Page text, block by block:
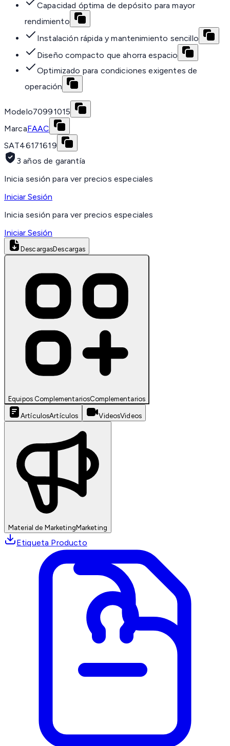
Capacidad óptima de depósito para mayor
rendimiento
Instalación rápida y mantenimiento sencillo
Diseño compacto que ahorra espacio
Optimizado para condiciones exigentes de
operación
Modelo70991015
MarcaFAAC
SAT46171619
3 años de garantía
Inicia sesión para ver precios especiales
Iniciar Sesión
Inicia sesión para ver precios especiales
Iniciar Sesión
DescargasDescargas
Equipos ComplementariosComplementarios
ArtículosArtículos VideosVideos
Material de MarketingMarketing
Etiqueta Producto